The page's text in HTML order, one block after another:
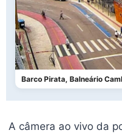
Barco Pirata, Balneário
A câmera ao vivo da